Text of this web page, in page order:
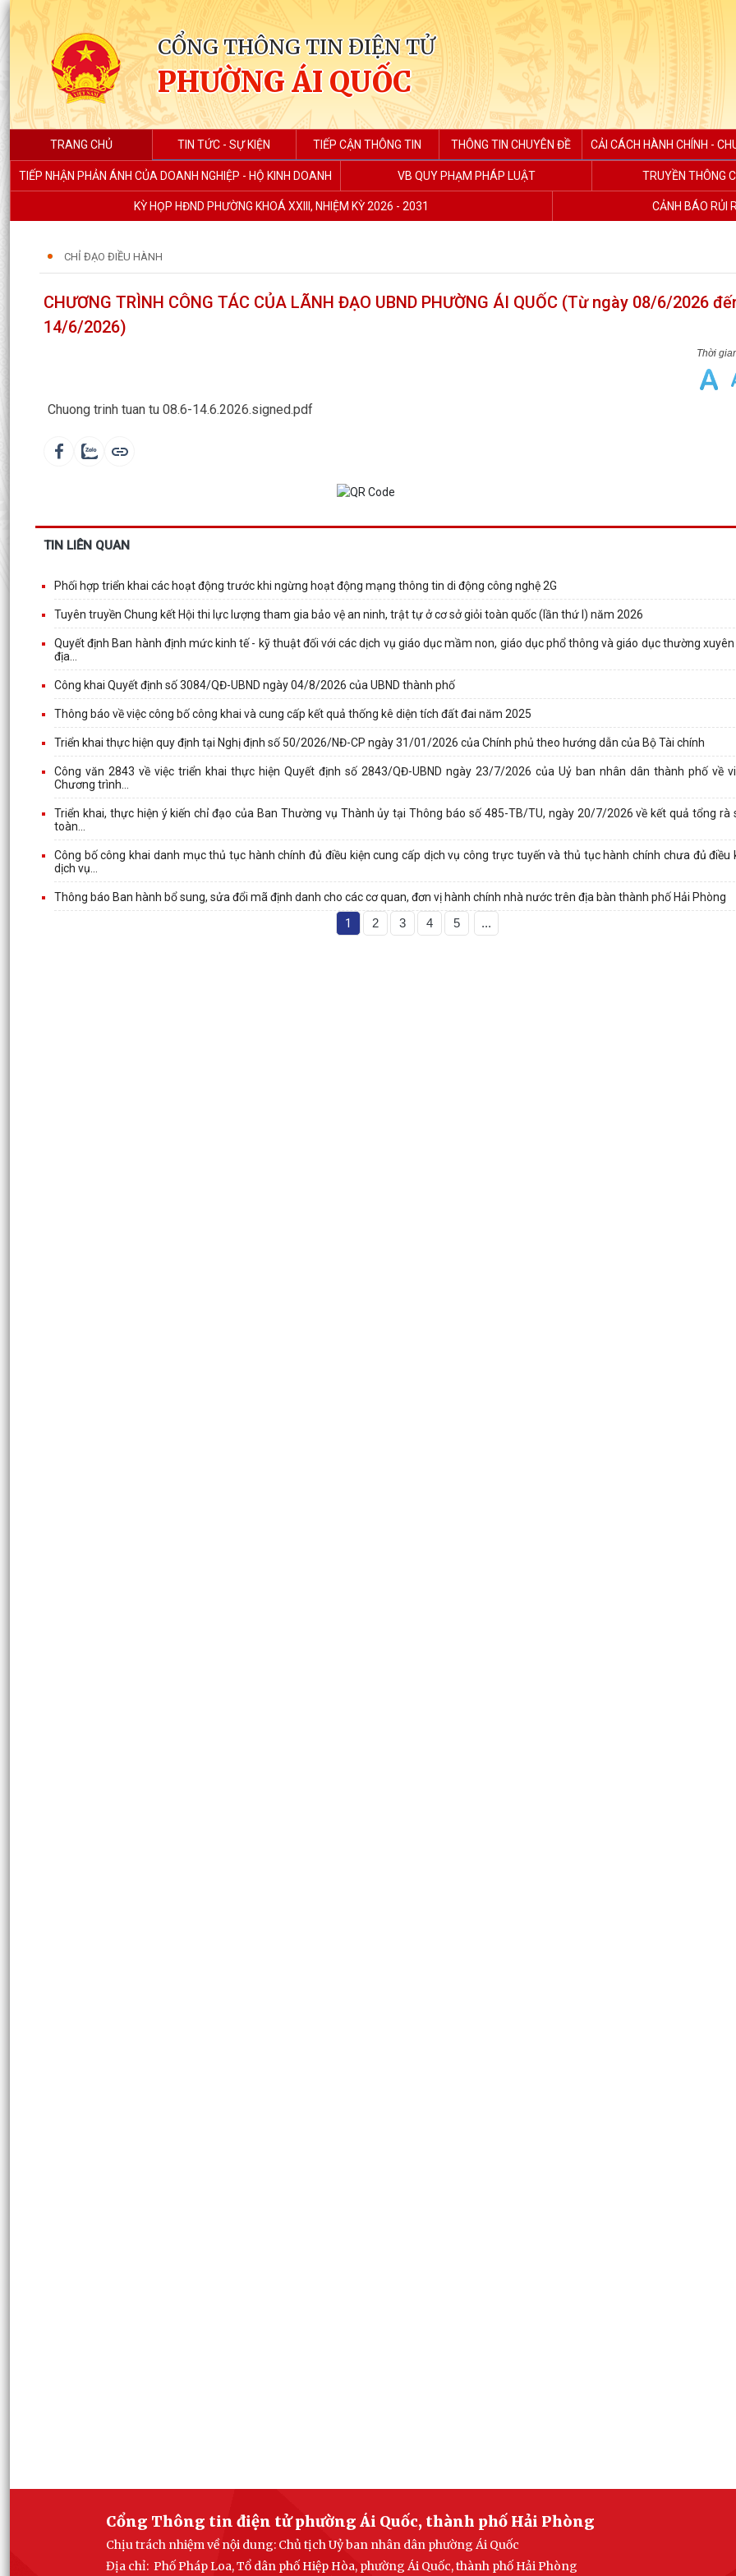
CỔNG THÔNG TIN ĐIỆN TỬ
PHƯỜNG ÁI QUỐC
TRANG CHỦ TIN TỨC - SỰ KIỆN TIẾP CẬN THÔNG TIN THÔNG TIN CHUYÊN ĐỀ CẢI CÁCH HÀNH CHÍNH -
TIẾP NHẬN PHẢN ÁNH CỦA DOANH NGHIỆP - HỘ KINH DOANH VB QUY PHẠM PHÁP LUẬT TRUYỀN THÔNG
KỲ HỌP HĐND PHƯỜNG KHOÁ XXIII, NHIỆM KỲ 2026 - 2031 CẢNH BÁO RỦI
CHỈ ĐẠO ĐIỀU HÀNH
CHƯƠNG TRÌNH CÔNG TÁC CỦA LÃNH ĐẠO UBND PHƯỜNG ÁI QUỐC (Từ ngày 08/6/2026
14/6/2026)
Chuong trinh tuan tu 08.6-14.6.2026.signed.pdf
TIN LIÊN QUAN
Phối hợp triển khai các hoạt động trước khi ngừng hoạt động mạng thông tin di động công nghệ 2G
Tuyên truyền Chung kết Hội thi lực lượng tham gia bảo vệ an ninh, trật tự ở cơ sở giỏi toàn quốc (lần thứ I) năm 2026
Quyết định Ban hành định mức kinh tế - kỹ thuật đối với các dịch vụ giáo dục mầm non, giáo dục phổ thông và giáo dục thường
địa...
Công khai Quyết định số 3084/QĐ-UBND ngày 04/8/2026 của UBND thành phố
Thông báo về việc công bố công khai và cung cấp kết quả thống kê diện tích đất đai năm 2025
Triển khai thực hiện quy định tại Nghị định số 50/2026/NĐ-CP ngày 31/01/2026 của Chính phủ theo hướng dẫn của Bộ Tài chính
Công văn 2843 về việc triển khai thực hiện Quyết định số 2843/QĐ-UBND ngày 23/7/2026 của Uỷ ban nhân dân thành phố về
Chương trình...
Triển khai, thực hiện ý kiến chỉ đạo của Ban Thường vụ Thành ủy tại Thông báo số 485-TB/TU, ngày 20/7/2026 về kết quả tổng rà
toàn...
Công bố công khai danh mục thủ tục hành chính đủ điều kiện cung cấp dịch vụ công trực tuyến và thủ tục hành chính chưa đủ điều
dịch vụ...
Thông báo Ban hành bổ sung, sửa đổi mã định danh cho các cơ quan, đơn vị hành chính nhà nước trên địa bàn thành phố Hải Phòng
1 2 3 4 5 ...
Cổng Thông tin điện tử phường Ái Quốc, thành phố Hải Phòng
Chịu trách nhiệm về nội dung: Chủ tịch Uỷ ban nhân dân phường Ái Quốc
Địa chỉ: Phố Pháp Loa, Tổ dân phố Hiệp Hòa, phường Ái Quốc, thành phố Hải Phòng